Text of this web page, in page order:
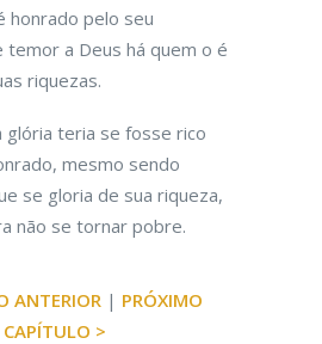
honrado pelo seu
temor a Deus há quem o é
riquezas.
glória teria se fosse rico
mesmo sendo
se gloria de sua riqueza,
não se tornar pobre.
ANTERIOR | PRÓXIMO
CAPÍTULO >